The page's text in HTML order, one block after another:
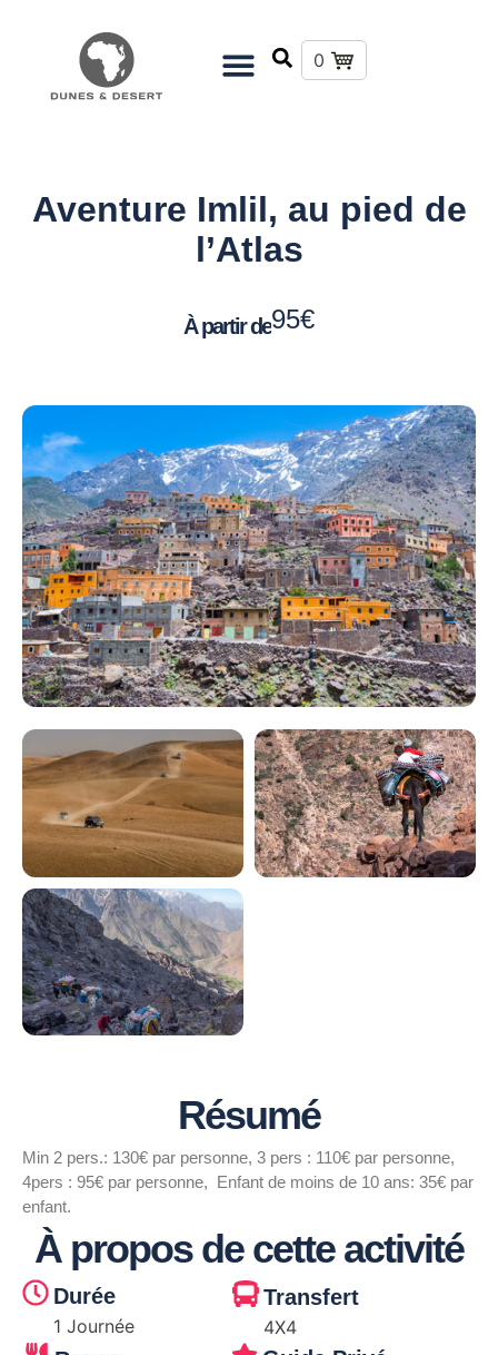
0
Aventure Imlil, au pied de
l’Atlas
À partir de95€
Résumé
Min 2 pers.: 130€ par personne, 3 pers : 110€ par personne,
4pers : 95€ par personne, Enfant de moins de 10 ans: 35€ par
enfant.
À propos de cette activité
Durée
1 Journée
Transfert
4X4